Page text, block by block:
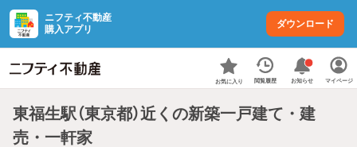
ニフティ不動産
購入アプリ
ダウンロード
お気に入り 閲覧履歴 お知らせ マイページ
東福生駅（東京都）近くの新築一戸建て・建
売・一軒家